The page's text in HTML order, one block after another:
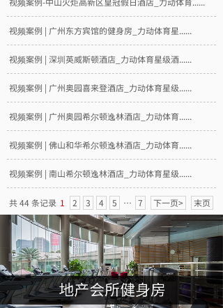
视频案例 | 广州东方宾馆的健身房_力动体育星......
视频案例 | 深圳英威斯顿酒店_力动体育星级酒......
视频案例 | 广州奥园喜来登酒店_力动体育星级......
视频案例 | 广州奥园希尔顿逸林酒店_力动体育......
视频案例 | 佛山和华希尔顿逸林酒店_力动体育......
视频案例 | 南山希尔顿逸林酒店_力动体育星级......
共 44 条记录 1 2 3 4 5 … 7 下一页> 末页